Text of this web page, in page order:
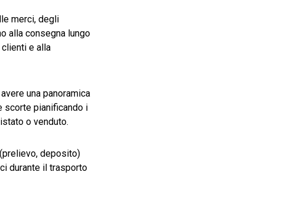
merci, degli
alla consegna lungo
e alla
una panoramica
scorte pianificando i
o venduto.
deposito)
durante il trasporto